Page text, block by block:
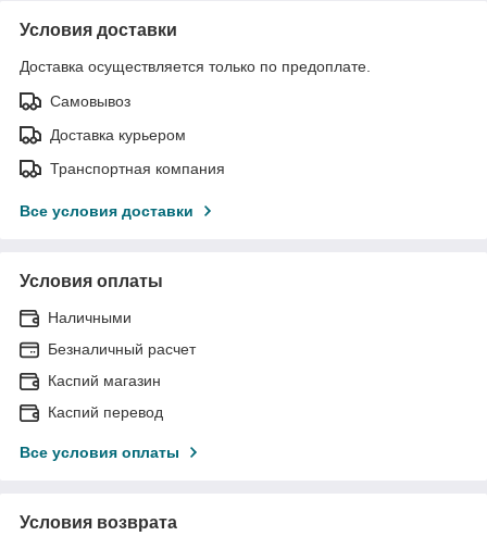
Условия доставки
Доставка осуществляется только по предоплате.
Самовывоз
Доставка курьером
Транспортная компания
Все условия доставки
Условия оплаты
Наличными
Безналичный расчет
Каспий магазин
Каспий перевод
Все условия оплаты
Условия возврата